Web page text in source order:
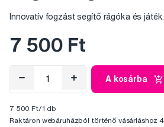
Innovatív fogzást segítő rágóka és játék.
7 500 Ft
A kosárba
7 500 Ft/1 db
Raktáron webáruházból történő vásárláshoz